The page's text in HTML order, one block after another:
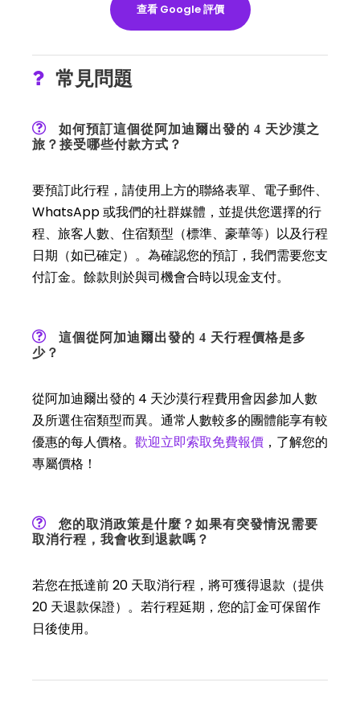
查看 Google 評價
常見問題
如何預訂這個從阿加迪爾出發的 4 天沙漠之
旅？接受哪些付款方式？
要預訂此行程，請使用上方的聯絡表單、電子郵件、
WhatsApp 或我們的社群媒體，並提供您選擇的行
程、旅客人數、住宿類型（標準、豪華等）以及行程
日期（如已確定）。為確認您的預訂，我們需要您支
付訂金。餘款則於與司機會合時以現金支付。
這個從阿加迪爾出發的 4 天行程價格是多
少？
從阿加迪爾出發的 4 天沙漠行程費用會因參加人數
及所選住宿類型而異。通常人數較多的團體能享有較
優惠的每人價格。 歡迎立即索取免費報價 ，了解您的
專屬價格！
您的取消政策是什麼？如果有突發情況需要
取消行程，我會收到退款嗎？
若您在抵達前 20 天取消行程，將可獲得退款（提供
20 天退款保證）。若行程延期，您的訂金可保留作
日後使用。